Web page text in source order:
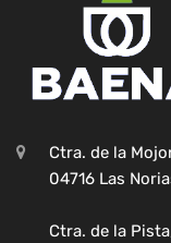
Ctra. de la
04716 Las
Ctra. de la